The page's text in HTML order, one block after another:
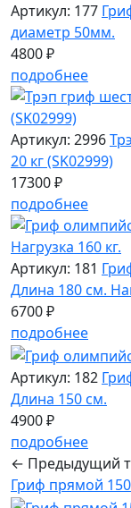
Артикул: 177
диаметр 50мм.
4800 ₽
подробнее
Артикул: 2996
20 кг (SK02999)
17300 ₽
подробнее
Артикул: 181
Длина 180 см.
6700 ₽
подробнее
Артикул: 182
Длина 150 см.
4900 ₽
подробнее
← Предыдущий
Гриф прямой